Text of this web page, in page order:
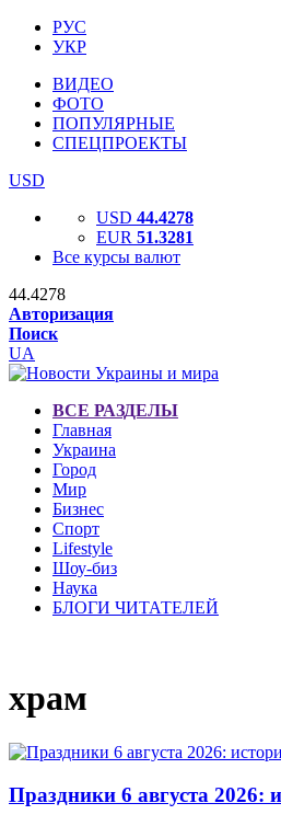
РУС
УКР
ВИДЕО
ФОТО
ПОПУЛЯРНЫЕ
СПЕЦПРОЕКТЫ
USD
USD 44.4278
EUR 51.3281
Все курсы валют
44.4278
Авторизация
Поиск
UA
ВСЕ РАЗДЕЛЫ
Главная
Украина
Город
Мир
Бизнес
Спорт
Lifestyle
Шоу-биз
Наука
БЛОГИ ЧИТАТЕЛЕЙ
храм
Праздники 6 августа 2026: